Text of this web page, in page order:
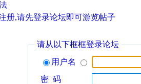
册,请先登录论坛即可游览帖子
请从以下框框登录论坛
用户名
密 码